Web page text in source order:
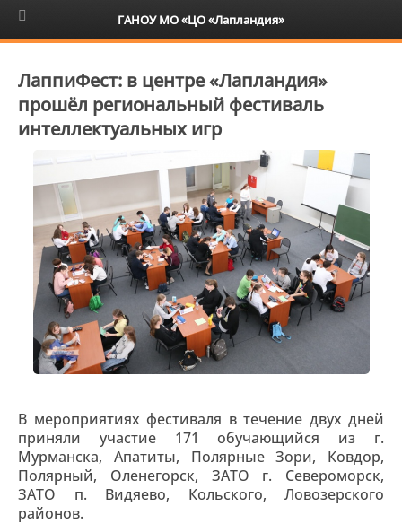
6+
ЛаппиФест: в центре «Лапландия»
прошёл региональный фестиваль
интеллектуальных игр
В мероприятиях фестиваля в течение двух дней
приняли участие 171 обучающийся из г.
Мурманска, Апатиты, Полярные Зори, Ковдор,
Полярный, Оленегорск, ЗАТО г. Североморск,
ЗАТО п. Видяево, Кольского, Ловозерского
районов.
ГАНОУ МО «ЦО «Лапландия»